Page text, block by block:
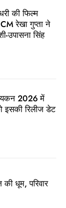
की फिल्म
CM रेखा गुप्ता ने
उपासना सिंह
2026 में
इसकी रिलीज डेट
धूम, परिवार